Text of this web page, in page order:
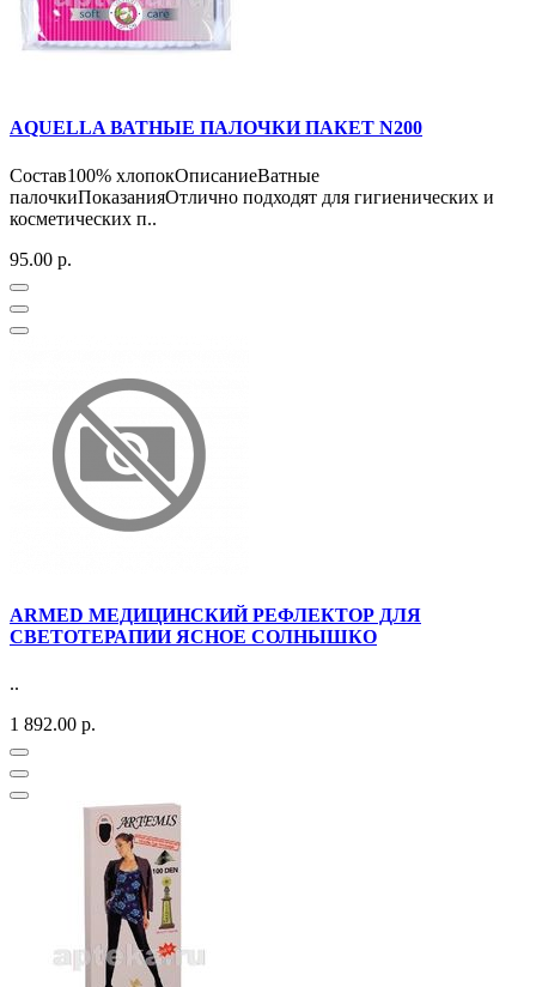
AQUELLA ВАТНЫЕ ПАЛОЧКИ ПАКЕТ N200
Состав100% хлопокОписаниеВатные
палочкиПоказанияОтлично подходят для гигиенических и
косметических п..
95.00 р.
ARMED МЕДИЦИНСКИЙ РЕФЛЕКТОР ДЛЯ
СВЕТОТЕРАПИИ ЯСНОЕ СОЛНЫШКО
..
1 892.00 р.